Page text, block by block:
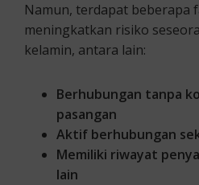
Namun, terdapat beberapa
meningkatkan risiko
kelamin, antara lain:
Berhubungan tanpa
pasangan
Aktif berhubungan
Memiliki riwayat
lain